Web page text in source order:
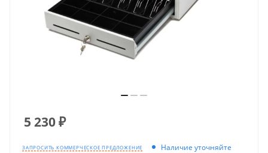
5 230₽
ЗАПРОСИТЬ КОММЕРЧЕСКОЕ ПРЕДЛОЖЕНИЕ
Наличие уточняйте